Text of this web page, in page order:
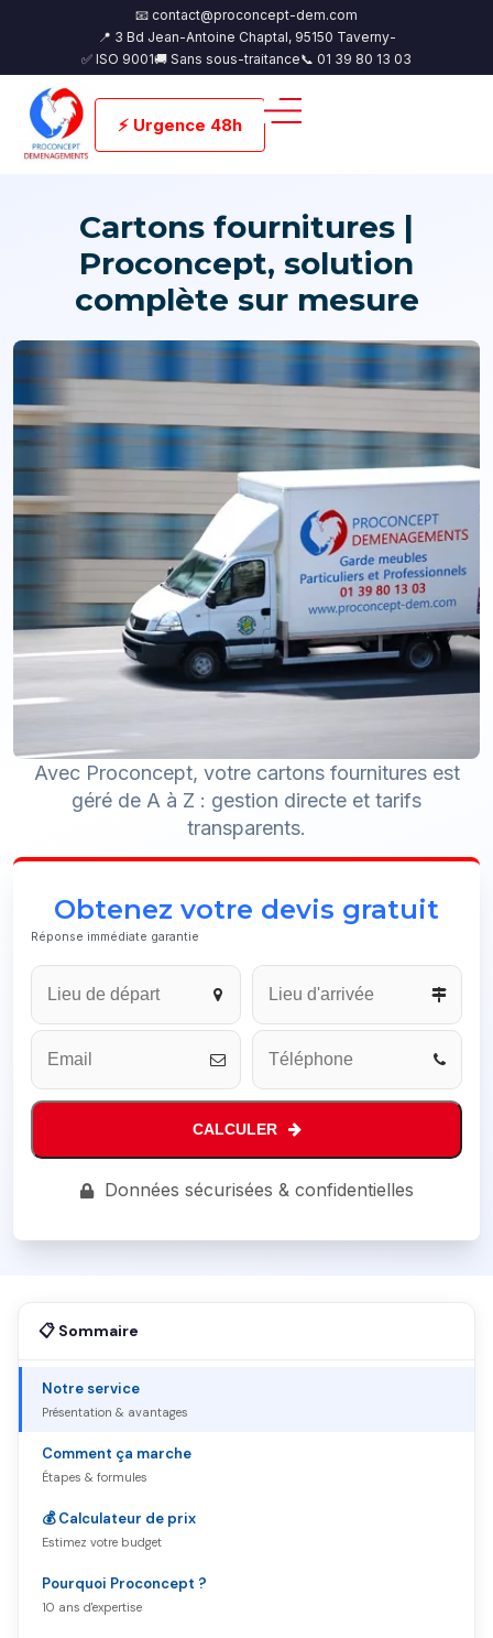
📧 contact@proconcept-dem.com
📍 3 Bd Jean-Antoine Chaptal, 95150 Taverny-
✅ ISO 9001🚚 Sans sous-traitance📞 01 39 80 13 03
⚡ Urgence 48h
Cartons fournitures |
Proconcept, solution
complète sur mesure
Avec Proconcept, votre cartons fournitures est
géré de A à Z : gestion directe et tarifs
transparents.
Obtenez votre devis gratuit
Réponse immédiate garantie
CALCULER
CompanyDonnées sécurisées & confidentielles
📋 Sommaire
Notre service
Présentation & avantages
Comment ça marche
Étapes & formules
💰 Calculateur de prix
Estimez votre budget
Pourquoi Proconcept ?
10 ans d'expertise